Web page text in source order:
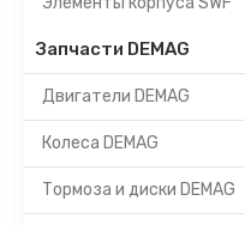
Запчасти DEMAG
Двигатели DEMAG
Колеса DEMAG
Тормоза и диски DEMAG